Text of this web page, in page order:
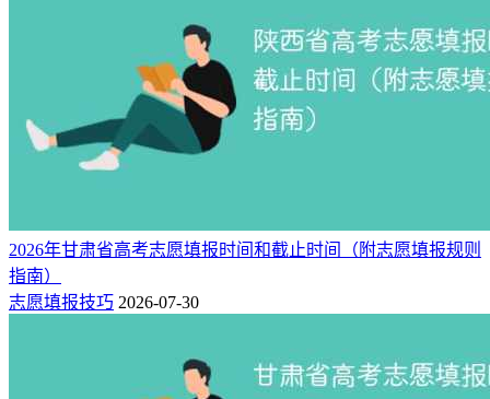
2026年甘肃省高考志愿填报时间和截止时间（附志愿填报规则
指南）
志愿填报技巧 2026-07-30